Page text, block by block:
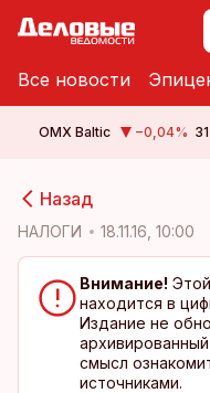
Все новости
OMX Baltic −0,04%
Назад
НАЛОГИ 18.11.16, 10:00
Внимание!
находится в
Издание не
смысл
источниками.